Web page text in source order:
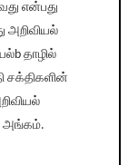
என்பது
அறிவியல்
தாழில்
சக்திகளின்
அங்கம்.